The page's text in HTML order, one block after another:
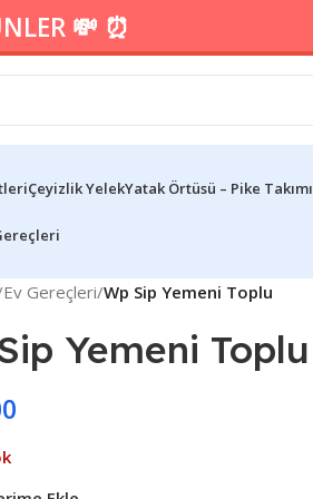
💸 ⏰
Çeyizlik YelekYatak Örtüsü – Pike Takımı
Ev Gereçleri/Wp Sip Yemeni Toplu
Yemeni Toplu